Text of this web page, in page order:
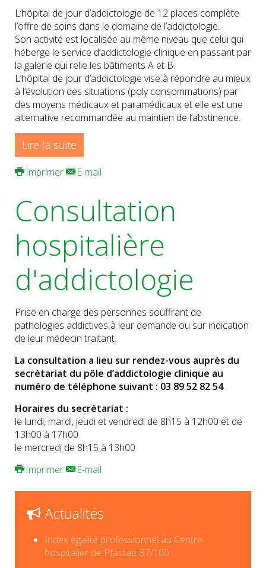
L’hôpital de jour d’addictologie de 12 places complète
l’offre de soins dans le domaine de l’addictologie.
Son activité est localisée au même niveau que celui qui
héberge le service d’addictologie clinique en passant par
la galerie qui relie les bâtiments A et B.
L’hôpital de jour d’addictologie vise à répondre au mieux
à l’évolution des situations (poly consommations) par
des moyens médicaux et paramédicaux et elle est une
alternative recommandée au maintien de l’abstinence.
Lire la suite
Imprimer E-mail
Consultation
hospitalière
d'addictologie
Prise en charge des personnes souffrant de
pathologies addictives à leur demande ou sur indication
de leur médecin traitant.
La consultation a lieu sur rendez-vous auprès du
secrétariat du pôle d’addictologie clinique au
numéro de téléphone suivant : 03 89 52 82 54
Horaires du secrétariat :
le lundi, mardi, jeudi et vendredi de 8h15 à 12h00 et de
13h00 à 17h00
le mercredi de 8h15 à 13h00
Imprimer
E-mail
Actualités
Index égalité professionnel au Centre
hospitalier de Pfastatt 87/100